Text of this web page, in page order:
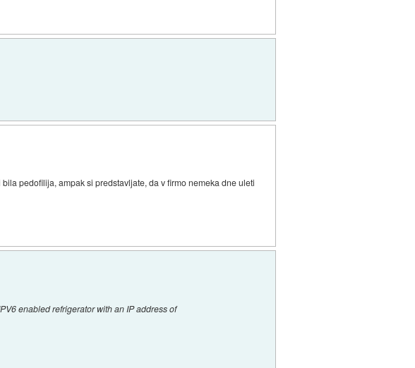
pedofilija, ampak si predstavljate, da v firmo nemeka dne uleti
enabled refrigerator with an IP address of